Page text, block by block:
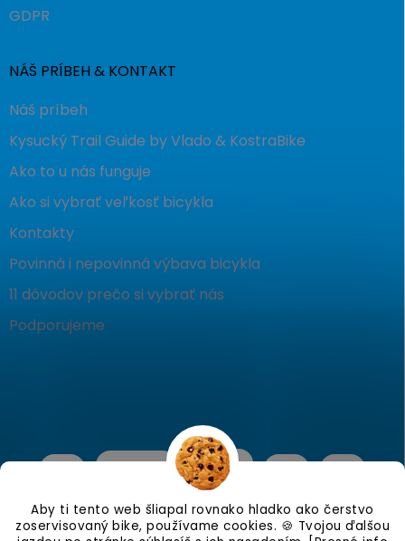
Aby ti tento web šliapal rovnako hladko ako čerstvo
zoservisovaný bike, používame cookies. 🍪 Tvojou ďalšou
GDPR
NÁŠ PRÍBEH & KONTAKT
Náš príbeh
Kysucký Trail Guide by Vlado & KostraBike
Ako to u nás funguje
Ako si vybrať veľkosť bicykla
Kontakty
Povinná i nepovinná výbava bicykla
11 dôvodov prečo si vybrať nás
Podporujeme